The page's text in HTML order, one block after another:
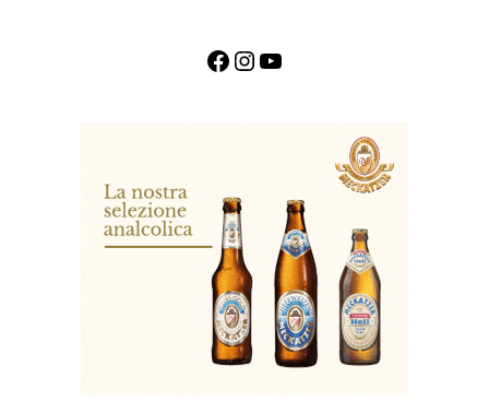
Facebook InstagramYouTube